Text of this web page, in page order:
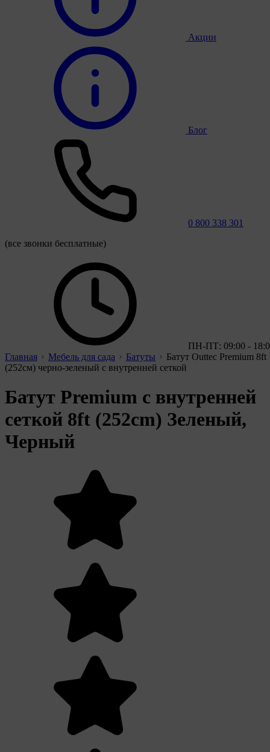
Акции
Блог
0 800 338 301
(все звонки бесплатные)
ПН-ПТ: 09:00 -
Главная
Мебель для сада Батуты
Батут Outtec Premium 8ft
(252см) черно-зеленый с внутренней сеткой
Батут Premium с внутренней
сеткой 8ft (252cm) Зеленый,
Черный